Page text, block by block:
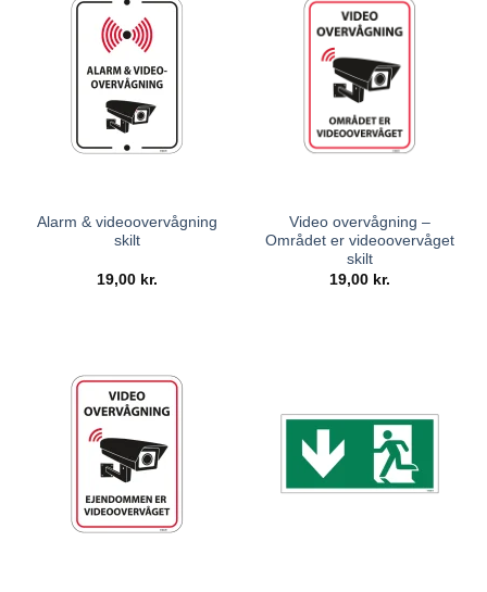
Alarm & videoovervågning
skilt
19,00 kr.
Video overvågning –
Området er videoovervåget
skilt
19,00 kr.